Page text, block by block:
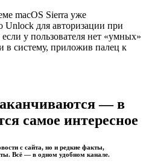
macOS Sierra уже
Unlock для авторизации при
у пользователя нет «умных»
в систему, приложив палец к
— в
самое интересное
с сайта, но и редкие факты,
Всё — в одном удобном канале.